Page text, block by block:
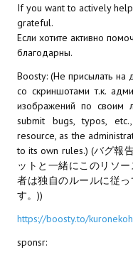
Dungeon Siege 2
Новый ГГ
Моды группы
Теневой кардинал
Работы Alexandra10
Kitana HGEC
Apella CBBE SSE
Apella 2.0 CBBE SSE
Kitana CBBE SSE
If you want to actively
grateful.
Если хотите активно
благодарны.
Boosty: (Не присылать на
со скриншотами т.к.
изображений по своим
submit bugs, typos,
resource, as the
to its own rules.) (バグ報
ットと一緒にこのリソ
者は独自のルールに従
す。))
https://boosty.to/
sponsr: